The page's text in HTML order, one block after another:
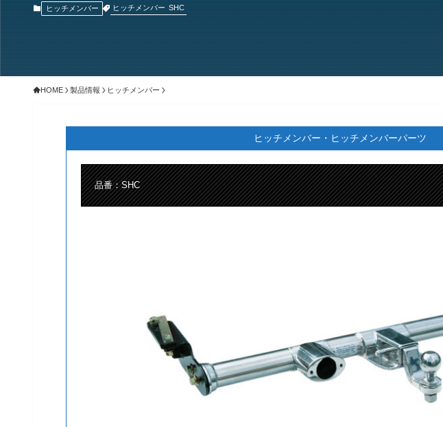
ヒッチメンバー ヒッチメンバー SHC
HOME 製品情報 ヒッチメンバー
ヒッチメンバー・ヒッチメンバーパーツ
品番：SHC